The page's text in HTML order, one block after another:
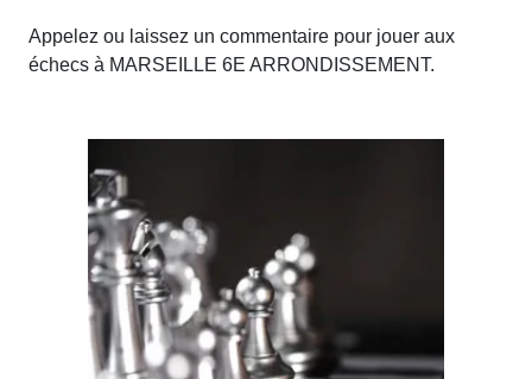
Appelez ou laissez un commentaire pour jouer aux
échecs à MARSEILLE 6E ARRONDISSEMENT.